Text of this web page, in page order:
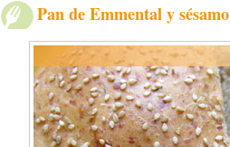
Pan de Emmental y sésamo